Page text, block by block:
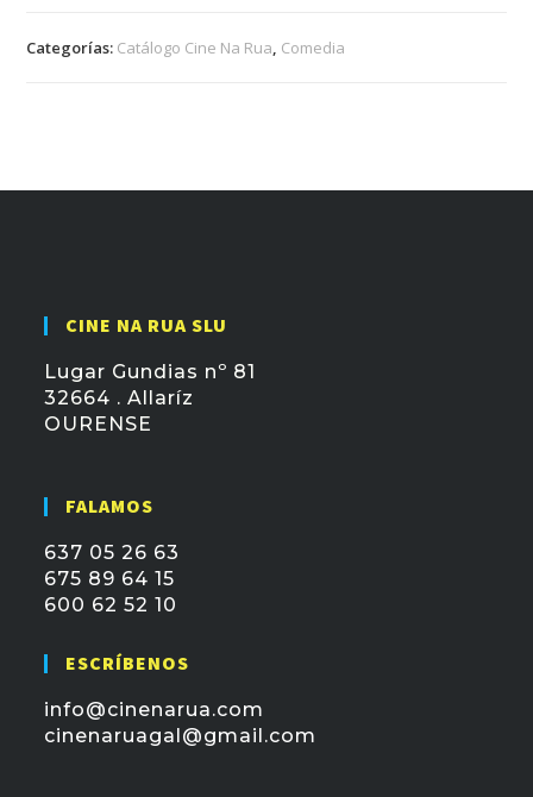
Categorías: Catálogo Cine Na Rua, Comedia
CINE NA RUA SLU
Lugar Gundias nº 81
32664 . Allaríz
OURENSE
FALAMOS
637 05 26 63
675 89 64 15
600 62 52 10
ESCRÍBENOS
info@cinenarua.com
cinenaruagal@gmail.com